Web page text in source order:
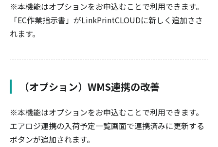
※本機能はオプションをお申込むことで利用できます。
「EC作業指示書」がLinkPrintCLOUDに新しく追加ささ
れます。
（オプション）WMS連携の改善
※本機能はオプションをお申込むことで利用できます。
エアロジ連携の入荷予定一覧画面で連携済みに更新する
ボタンが追加されます。